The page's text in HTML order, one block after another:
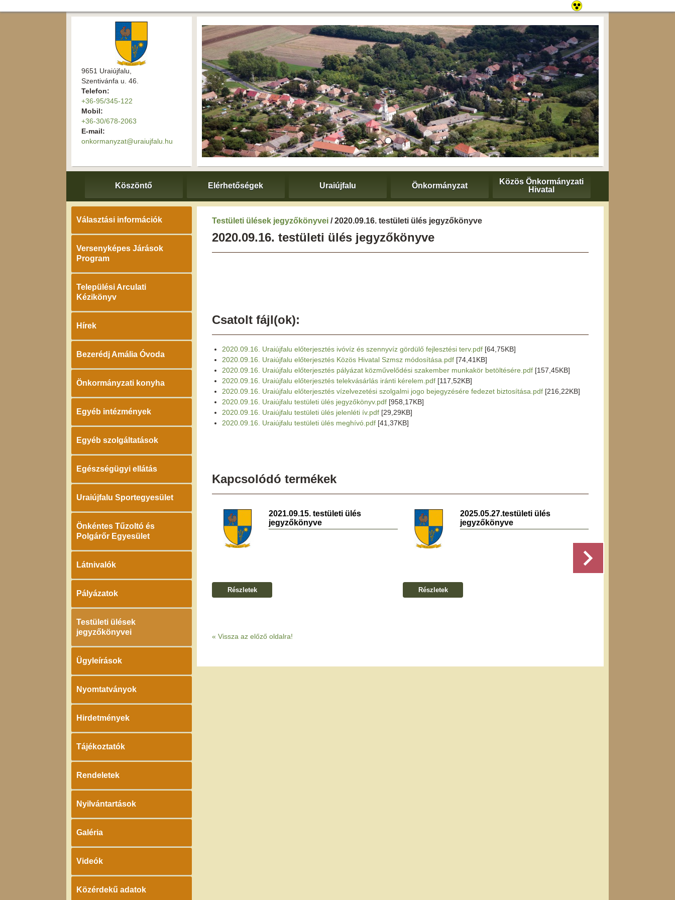
9651 Uraiújfalu,
Szentivánfa u. 46.
Telefon:
+36-95/345-122
Mobil:
+36-30/678-2063
E-mail:
onkormanyzat@uraiujfalu.hu
Köszöntő Elérhetőségek Uraiújfalu Önkormányzat
Közös Önkormányzati
Hivatal
Választási információk
Versenyképes Járások
Program
Települési Arculati
Kézikönyv
Hírek
Bezerédj Amália Óvoda
Önkormányzati konyha
Egyéb intézmények
Egyéb szolgáltatások
Egészségügyi ellátás
Uraiújfalu Sportegyesület
Önkéntes Tűzoltó és
Polgárőr Egyesület
Látnivalók
Pályázatok
Testületi ülések
jegyzőkönyvei
Ügyleírások
Nyomtatványok
Hirdetmények
Tájékoztatók
Rendeletek
Nyilvántartások
Galéria
Videók
Közérdekű adatok
Testületi ülések jegyzőkönyvei / 2020.09.16. testületi ülés jegyzőkönyve
2020.09.16. testületi ülés jegyzőkönyve
Csatolt fájl(ok):
2020.09.16. Uraiújfalu előterjesztés ivóvíz és szennyvíz gördülő fejlesztési terv.pdf [64,75KB]
2020.09.16. Uraiújfalu előterjesztés Közös Hivatal Szmsz módosítása.pdf [74,41KB]
2020.09.16. Uraiújfalu előterjesztés pályázat közművelődési szakember munkakör betöltésére.pdf [157,45KB]
2020.09.16. Uraiújfalu előterjesztés telekvásárlás iránti kérelem.pdf [117,52KB]
2020.09.16. Uraiújfalu előterjesztés vízelvezetési szolgalmi jogo bejegyzésére fedezet biztosítása.pdf [216,22KB]
2020.09.16. Uraiújfalu testületi ülés jegyzőkönyv.pdf [958,17KB]
2020.09.16. Uraiújfalu testületi ülés jelenléti ív.pdf [29,29KB]
2020.09.16. Uraiújfalu testületi ülés meghívó.pdf [41,37KB]
Kapcsolódó termékek
2021.09.15. testületi ülés
jegyzőkönyve
Részletek
2025.05.27.testületi ülés
jegyzőkönyve
Részletek
« Vissza az előző oldalra!